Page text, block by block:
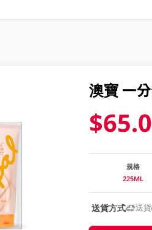
澳寶 一
規格
225ML
送貨方式 送貨